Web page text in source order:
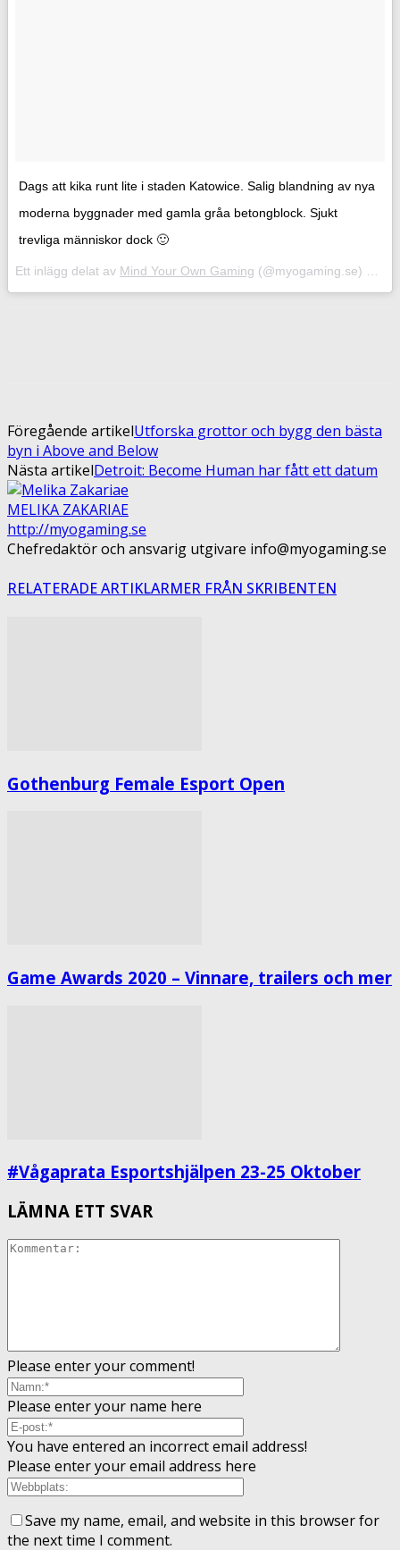
Dags att kika runt lite i staden Katowice. Salig blandning av nya
moderna byggnader med gamla gråa betongblock. Sjukt
trevliga människor dock 🙂
Ett inlägg delat av Mind Your Own Gaming (@myogaming.se) 1
Föregående artikelUtforska grottor och bygg den bästa
byn i Above and Below
Nästa artikelDetroit: Become Human har fått ett datum
MELIKA ZAKARIAE
http://myogaming.se
Chefredaktör och ansvarig utgivare info@myogaming.se
RELATERADE ARTIKLARMER FRÅN SKRIBENTEN
Gothenburg Female Esport Open
Game Awards 2020 – Vinnare, trailers och mer
#Vågaprata Esportshjälpen 23-25 Oktober
LÄMNA ETT SVAR
Please enter your comment!
Please enter your name here
You have entered an incorrect email address!
Please enter your email address here
Save my name, email, and website in this browser for
the next time I comment.